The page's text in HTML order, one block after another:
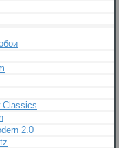
Classics
2.0